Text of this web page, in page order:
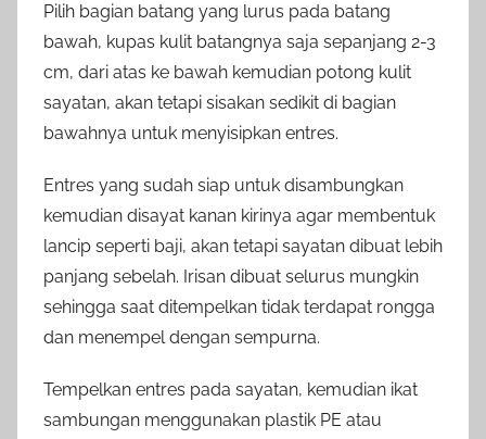
Pilih bagian batang yang lurus pada batang
bawah, kupas kulit batangnya saja sepanjang 2-3
cm, dari atas ke bawah kemudian potong kulit
sayatan, akan tetapi sisakan sedikit di bagian
bawahnya untuk menyisipkan entres.
Entres yang sudah siap untuk disambungkan
kemudian disayat kanan kirinya agar membentuk
lancip seperti baji, akan tetapi sayatan dibuat lebih
panjang sebelah. Irisan dibuat selurus mungkin
sehingga saat ditempelkan tidak terdapat rongga
dan menempel dengan sempurna.
Tempelkan entres pada sayatan, kemudian ikat
sambungan menggunakan plastik PE atau